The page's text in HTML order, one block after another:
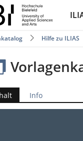
Hilfe zu ILIAS
Info